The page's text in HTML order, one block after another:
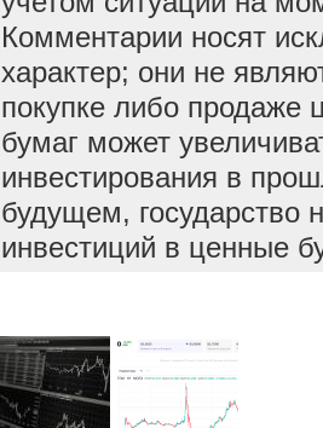
Комментарии носят
характер; они не
покупке либо продаже
бумаг может
инвестирования в
будущем, государство
инвестиций в ценные